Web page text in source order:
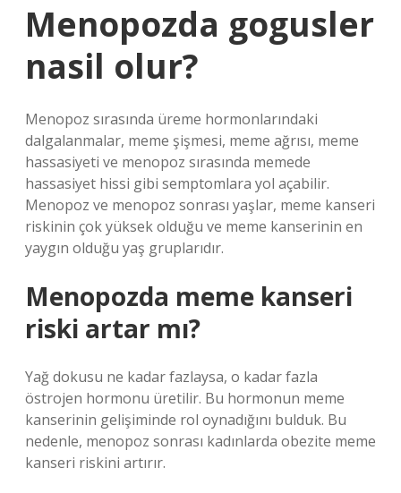
Menopozda gogusler
nasil olur?
Menopoz sırasında üreme hormonlarındaki
dalgalanmalar, meme şişmesi, meme ağrısı, meme
hassasiyeti ve menopoz sırasında memede
hassasiyet hissi gibi semptomlara yol açabilir.
Menopoz ve menopoz sonrası yaşlar, meme kanseri
riskinin çok yüksek olduğu ve meme kanserinin en
yaygın olduğu yaş gruplarıdır.
Menopozda meme kanseri
riski artar mı?
Yağ dokusu ne kadar fazlaysa, o kadar fazla
östrojen hormonu üretilir. Bu hormonun meme
kanserinin gelişiminde rol oynadığını bulduk. Bu
nedenle, menopoz sonrası kadınlarda obezite meme
kanseri riskini artırır.